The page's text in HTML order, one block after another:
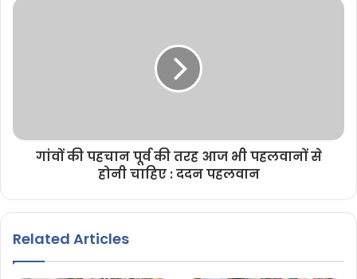
गांवों की पहचान पूर्व की तरह आज भी पहलवानों से
होनी चाहिए : ददन पहलवान
Related Articles